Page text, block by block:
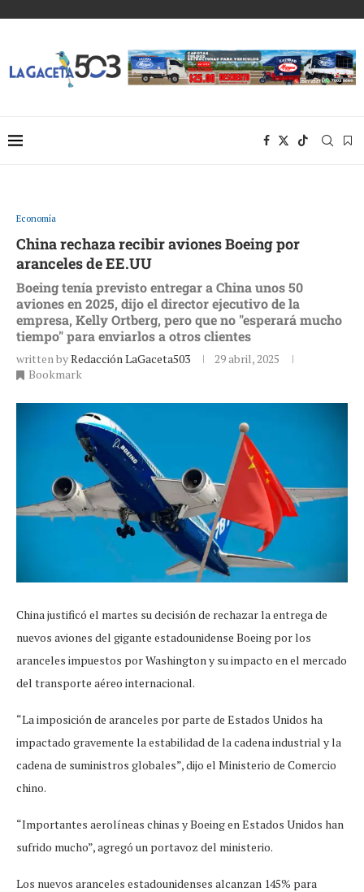
Economía
China rechaza recibir aviones Boeing por
aranceles de EE.UU
Boeing tenía previsto entregar a China unos 50
aviones en 2025, dijo el director ejecutivo de la
empresa, Kelly Ortberg, pero que no "esperará mucho
tiempo" para enviarlos a otros clientes
written byRedacción LaGaceta503
29 abril, 2025
Bookmark
China justificó el martes su decisión de rechazar la entrega de
nuevos aviones del gigante estadounidense Boeing por los
aranceles impuestos por Washington y su impacto en el mercado
del transporte aéreo internacional.
“La imposición de aranceles por parte de Estados Unidos ha
impactado gravemente la estabilidad de la cadena industrial y la
cadena de suministros globales”, dijo el Ministerio de Comercio
chino.
“Importantes aerolíneas chinas y Boeing en Estados Unidos han
sufrido mucho”, agregó un portavoz del ministerio.
Los nuevos aranceles estadounidenses alcanzan 145% para